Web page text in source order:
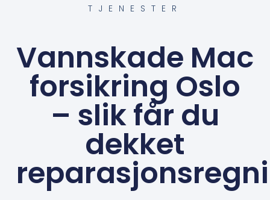
TJENESTER
Vannskade Mac
forsikring Oslo
– slik får du
dekket